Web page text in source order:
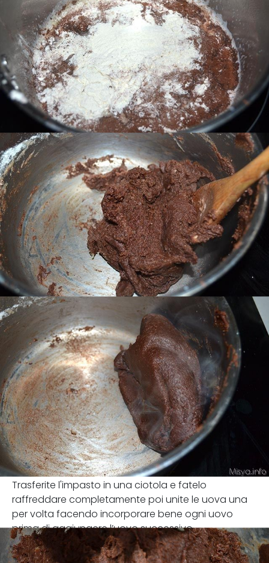
Trasferite l'impasto in una ciotola e fatelo
raffreddare completamente poi unite le uova una
per volta facendo incorporare bene ogni uovo
prima di aggiungere l’uovo successivo.